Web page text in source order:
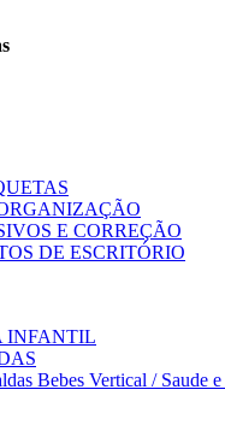
E CORREÇÃO
DE ESCRITÓRIO
INFANTIL
Bebes Vertical / Saude